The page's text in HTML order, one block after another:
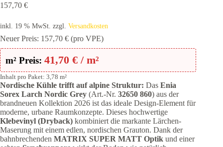
157,70 €
inkl. 19 % MwSt. zzgl. Versandkosten
Neuer Preis: 157,70 € (pro VPE)
m² Preis: 41,70 € / m²
Inhalt pro Paket: 3,78 m²
Nordische Kühle trifft auf alpine Struktur: Das Enia
Sorex Larch Nordic Grey (Art.-Nr. 32650 860) aus der
brandneuen Kollektion 2026 ist das ideale Design-Element für
moderne, urbane Raumkonzepte. Dieses hochwertige
Klebevinyl (Dryback) kombiniert die markante Lärchen-
Maserung mit einem edlen, nordischen Grauton. Dank der
bahnbrechenden MATRIX SUPER MATT Optik und einer